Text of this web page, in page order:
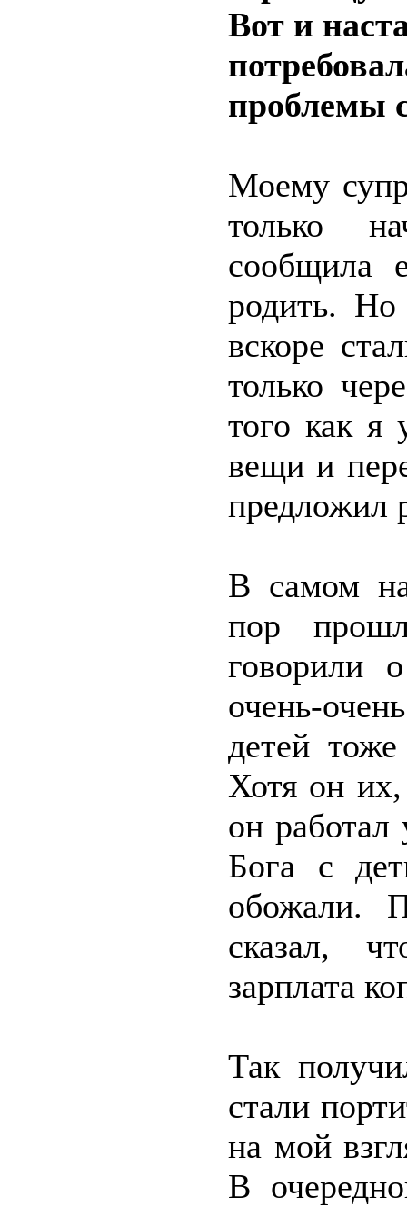
Вот и
проблемы
Моему
только
сообщила
родить.
вскоре
только
того как я
вещи и
предложил
В самом
пор
говорили
очень-
детей
Хотя он
он
Бога с
обожали.
сказал,
зарплата
Так
стали
на мой
В